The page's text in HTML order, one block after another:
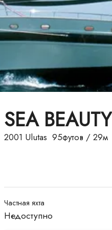
SEA BEAUTY
2001 Ulutas 95футов / 29м
Частная яхта
Недоступно